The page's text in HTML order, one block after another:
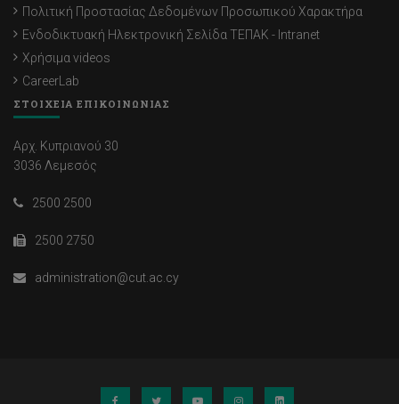
Πολιτική Προστασίας Δεδομένων Προσωπικού Χαρακτήρα
Ενδοδικτυακή Ηλεκτρονική Σελίδα ΤΕΠΑΚ - Intranet
Χρήσιμα videos
CareerLab
ΣΤΟΙΧΕΙΑ ΕΠΙΚΟΙΝΩΝΙΑΣ
Αρχ. Κυπριανού 30
3036 Λεμεσός
2500 2500
2500 2750
administration@cut.ac.cy